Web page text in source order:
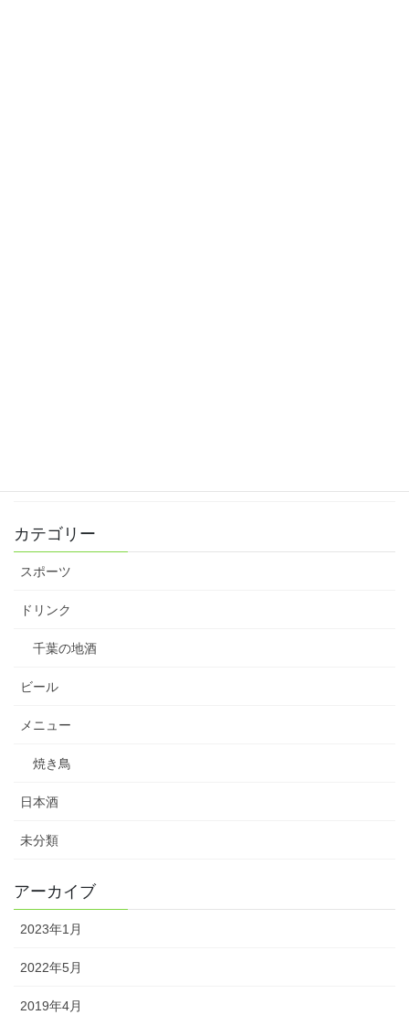
カテゴリー
スポーツ
ドリンク
千葉の地酒
ビール
メニュー
焼き鳥
日本酒
未分類
アーカイブ
2023年1月
2022年5月
2019年4月